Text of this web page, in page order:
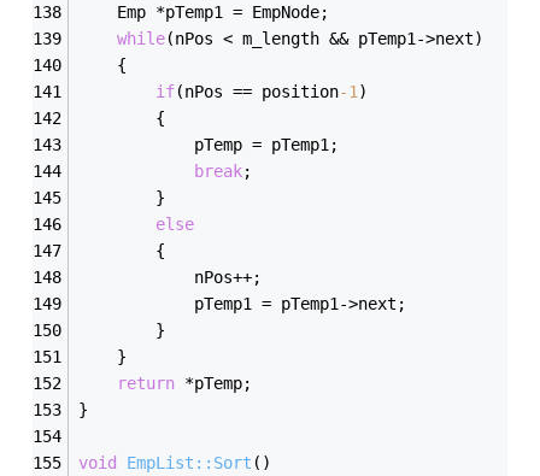
	Emp *pTemp1 = EmpNode;
while(nPos < m_length && pTemp1->next)
	{
if(nPos == position-1 )
		{
			pTemp = pTemp1;
break;
		}
else
		{
			nPos++;
			pTemp1 = pTemp1->next;
		}
	}
return *pTemp;
}
void EmpList::Sort ()